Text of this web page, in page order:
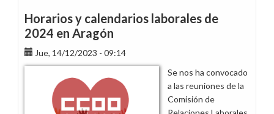
los
tribunales
que
la
pausa
para
desayuno
Horarios y calendarios laborales de
2024 en Aragón
Jue, 14/12/2023 - 09:14
Se nos ha convocado
a las reuniones de la
Comisión de